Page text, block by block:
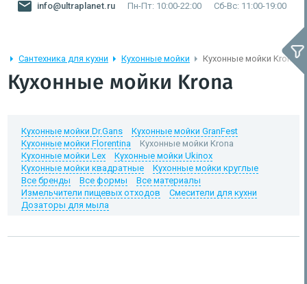
info@ultraplanet.ru
Пн-Пт: 10:00-22:00 Сб-Вс: 11:00-19:00
Сантехника для кухни Кухонные мойки Кухонные мойки Krona
Кухонные мойки Krona
Кухонные мойки Dr.Gans
Кухонные мойки GranFest
Кухонные мойки Florentina
Кухонные мойки Krona
Кухонные мойки Lex
Кухонные мойки Ukinox
Кухонные мойки квадратные
Кухонные мойки круглые
Все бренды
Все формы
Все материалы
Измельчители пищевых отходов
Смесители для кухни
Дозаторы для мыла